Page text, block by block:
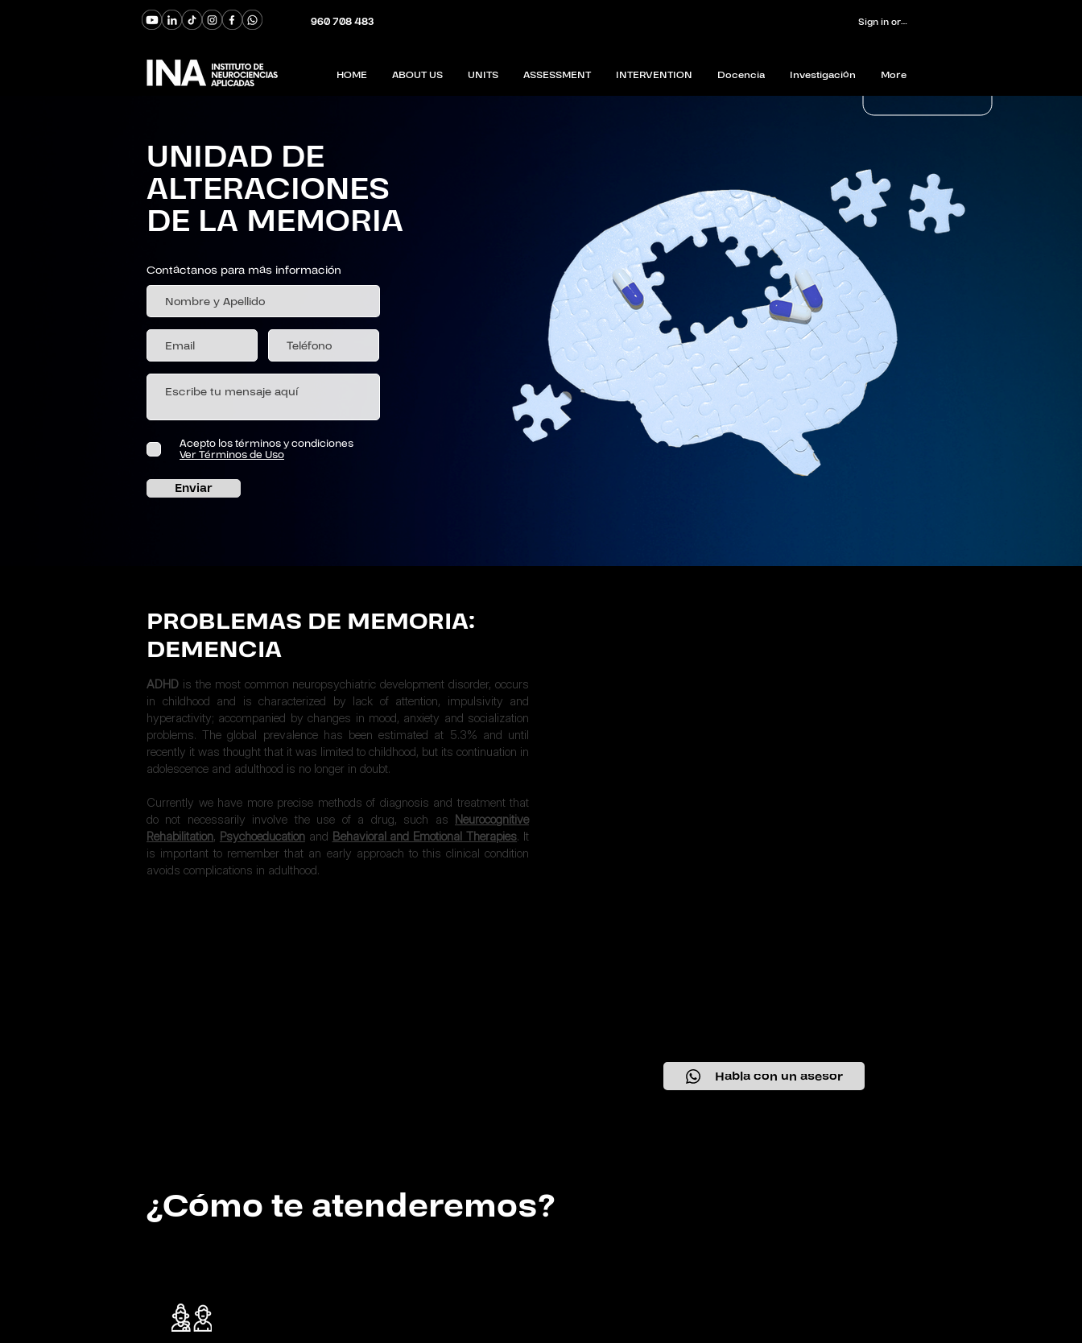
960 708 483 Sign in or Register
HOME ABOUT US UNITS ASSESSMENT INTERVENTION Docencia Investigación More
UNIDAD DE
ALTERACIONES
DE LA MEMORIA
Contáctanos para más información
Acepto los términos y condiciones
Ver Términos de Uso
Enviar
PROBLEMAS DE MEMORIA:
DEMENCIA
ADHD is the most common neuropsychiatric development disorder, occurs
in childhood and is characterized by lack of attention, impulsivity and
hyperactivity; accompanied by changes in mood, anxiety and socialization
problems. The global prevalence has been estimated at 5.3% and until
recently it was thought that it was limited to childhood, but its continuation in
adolescence and adulthood is no longer in doubt.
Currently we have more precise methods of diagnosis and treatment that
do not necessarily involve the use of a drug, such as Neurocognitive
Rehabilitation, Psychoeducationand Behavioral and Emotional Therapies. It
is important to remember that an early approach to this clinical condition
avoids complications in adulthood.
Habla con un asesor
¿Cómo te atenderemos?